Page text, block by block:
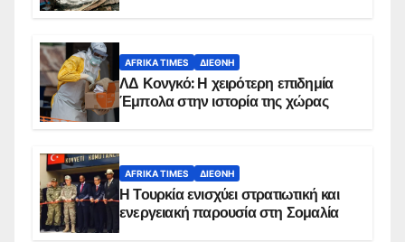
AFRIKA TIMES ΔΙΕΘΝΉ
ΛΔ Κονγκό: Η χειρότερη επιδημία
Έμπολα στην ιστορία της χώρας
AFRIKA TIMES ΔΙΕΘΝΉ
Η Τουρκία ενισχύει στρατιωτική και
ενεργειακή παρουσία στη Σομαλία